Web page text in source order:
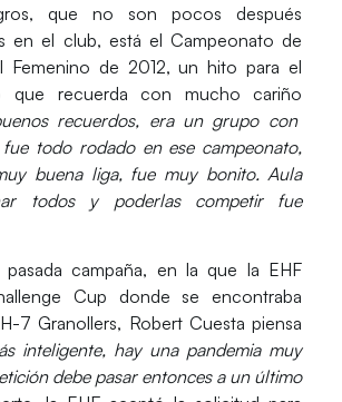
que no son pocos después
en el club, está elCampeonato de
Femenino de 2012, un hito para el
que recuerda con mucho cariño
recuerdos, era un grupo con
todo rodado en ese campeonato,
buena liga, fue muy bonito. Aula
todos y poderlas competir fue
campaña, en la que la EHF
Cup donde se encontraba
7 Granollers, Robert Cuesta piensa
inteligente, hay una pandemia muy
debe pasar entonces a un último